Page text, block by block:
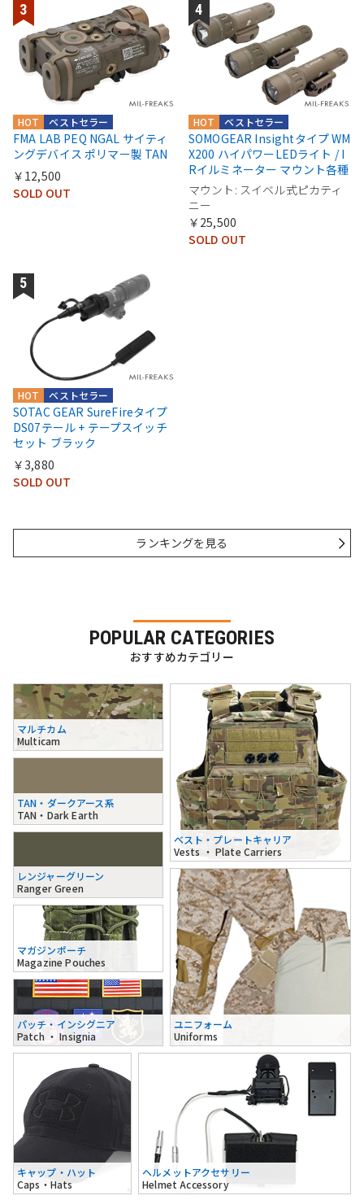
ベストセラー
HOT
FMA LAB PEQ NGAL サイティ
ングデバイス ポリマー製 TAN
￥12,500
SOLD OUT
ベストセラー
HOT
SOMOGEAR Insightタイプ WM
X200 ハイパワーLEDライト / I
Rイルミネーター マウント各種
マウント: スイベル式ピカティ
ニー
￥25,500
SOLD OUT
ベストセラー
HOT
SOTAC GEAR SureFireタイプ
DS07テール + テープスイッチ
セット ブラック
￥3,880
SOLD OUT
ランキングを見る
POPULAR CATEGORIES
おすすめカテゴリー
マルチカム
Multicam
TAN・ダークアース系
TAN・Dark Earth
レンジャーグリーン
Ranger Green
ベスト・プレートキャリア
Vests ・ Plate Carriers
マガジンポーチ
Magazine Pouches
パッチ・インシグニア
Patch ・ Insignia
ユニフォーム
Uniforms
キャップ・ハット
Caps・Hats
ヘルメットアクセサリー
Helmet Accessory